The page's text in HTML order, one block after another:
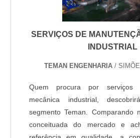
SERVIÇOS DE
INDUSTRIAL
TEMAN ENGENHARIA /
Quem procura por serviços
mecânica industrial,
segmento Teman. Comparando
conceituada do mercado e